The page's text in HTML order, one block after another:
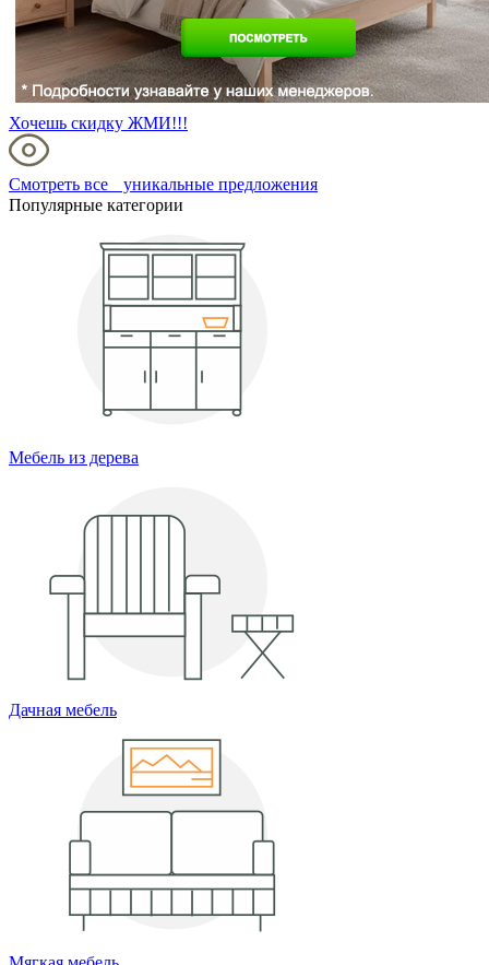
Хочешь скидку ЖМИ!!!
Смотреть все уникальные предложения
Популярные категории
Мебель из дерева
Дачная мебель